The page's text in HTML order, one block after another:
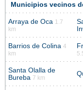
Municipios vecinos
Arraya de Oca 1.7
km
Barrios de Colina 4
km
Santa Olalla de
Bureba 7 km